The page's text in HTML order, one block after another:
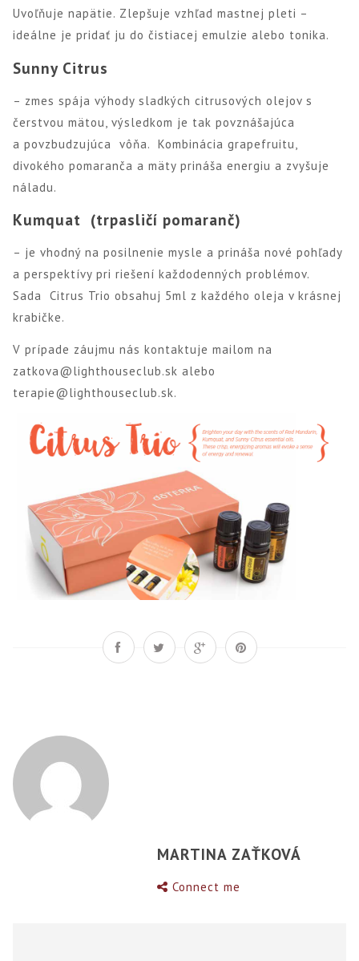
Uvoľňuje napätie. Zlepšuje vzhľad mastnej pleti –
ideálne je pridať ju do čistiacej emulzie alebo tonika.
Sunny Citrus
– zmes spája výhody sladkých citrusových olejov s
čerstvou mätou, výsledkom je tak povznášajúca
a povzbudzujúca vôňa. Kombinácia grapefruitu,
divokého pomaranča a mäty prináša energiu a zvyšuje
náladu.
Kumquat (trpasličí pomaranč)
– je vhodný na posilnenie mysle a prináša nové pohľady
a perspektívy pri riešení každodenných problémov.
Sada Citrus Trio obsahuj 5ml z každého oleja v krásnej
krabičke.
V prípade záujmu nás kontaktuje mailom na
zatkova@lighthouseclub.sk alebo
terapie@lighthouseclub.sk.
MARTINA ZAŤKOVÁ
Connect me